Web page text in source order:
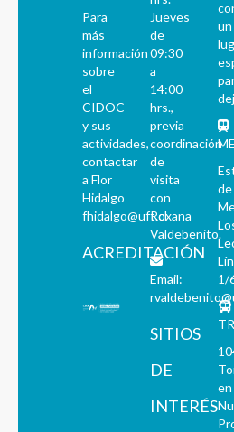
Para
más
información
sobre
el
CIDOC
y sus
actividades,
contactar
a Flor
Hidalgo
fhidalgo@uft.cl
ACREDITACIÓN
Jueves
de
09:30
a
14:00
hrs.,
previa
coordinación
de
visita
con
Roxana
Valdebenito.
Email:
SITIOS
DE
INTERÉS
un
de
1/
en